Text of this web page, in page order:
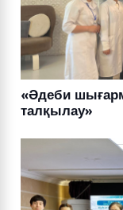
«Әдеби
талқылау»